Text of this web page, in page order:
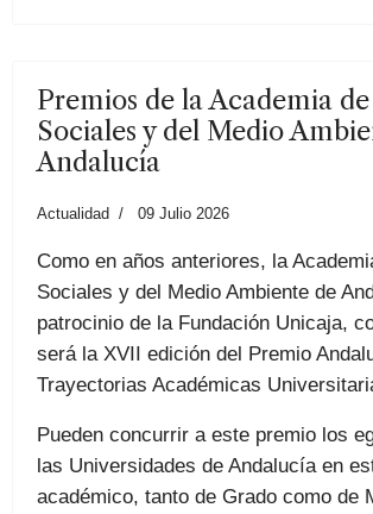
Premios de la Academia
Sociales y del Medio
Andalucía
Actualidad 09 Julio 2026
Como en años anteriores, la
Sociales y del Medio Ambiente de
patrocinio de la Fundación Unicaja,
será la XVII edición del Premio
Trayectorias Académicas
Pueden concurrir a este premio los
las Universidades de Andalucía en
académico, tanto de Grado como de